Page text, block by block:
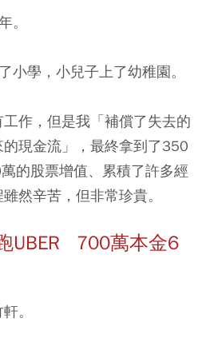
。
小學，小兒子上了幼稚園。
作，但是我「補償了失去的
現金流」，最終拿到了350
的股票增值、累積了許多經
然辛苦，但非常珍貴。
UBER 700萬本金6
。